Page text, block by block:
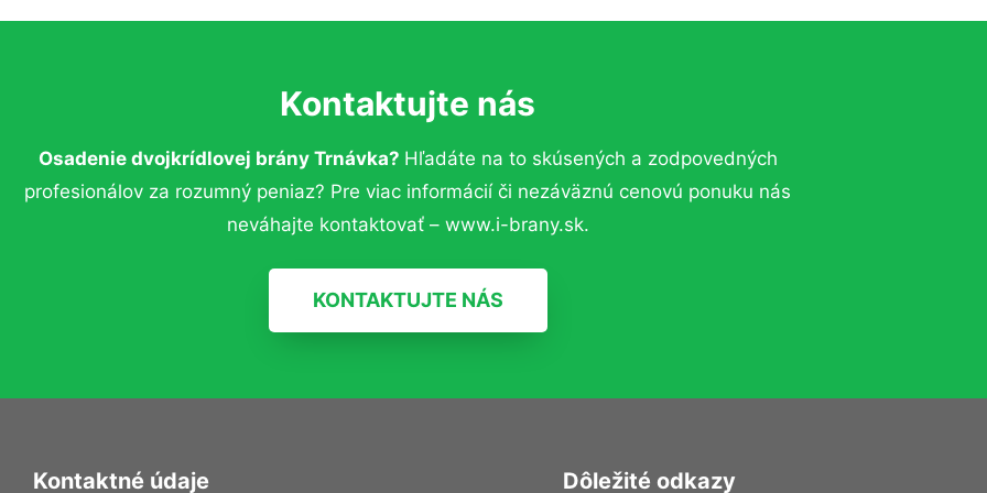
Kontaktujte nás
Osadenie dvojkrídlovej brány Trnávka? Hľadáte na to skúsených a zodpovedných
profesionálov za rozumný peniaz? Pre viac informácií či nezáväznú cenovú ponuku nás
neváhajte kontaktovať – www.i-brany.sk.
KONTAKTUJTE NÁS
Kontaktné údaje Dôležité odkazy